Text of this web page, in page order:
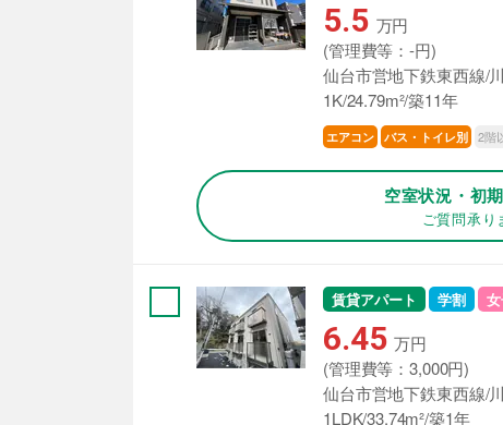
5.5 万円
(管理費等：-円)
仙台市営地下鉄東西線/
1K/24.79m²/築11年
エアコン バス・トイレ別 2階
空室状況・初
ご質問承
賃貸アパート 学割
6.45 万円
(管理費等：3,000円)
仙台市営地下鉄東西線/
1LDK/33.74m²/築1年